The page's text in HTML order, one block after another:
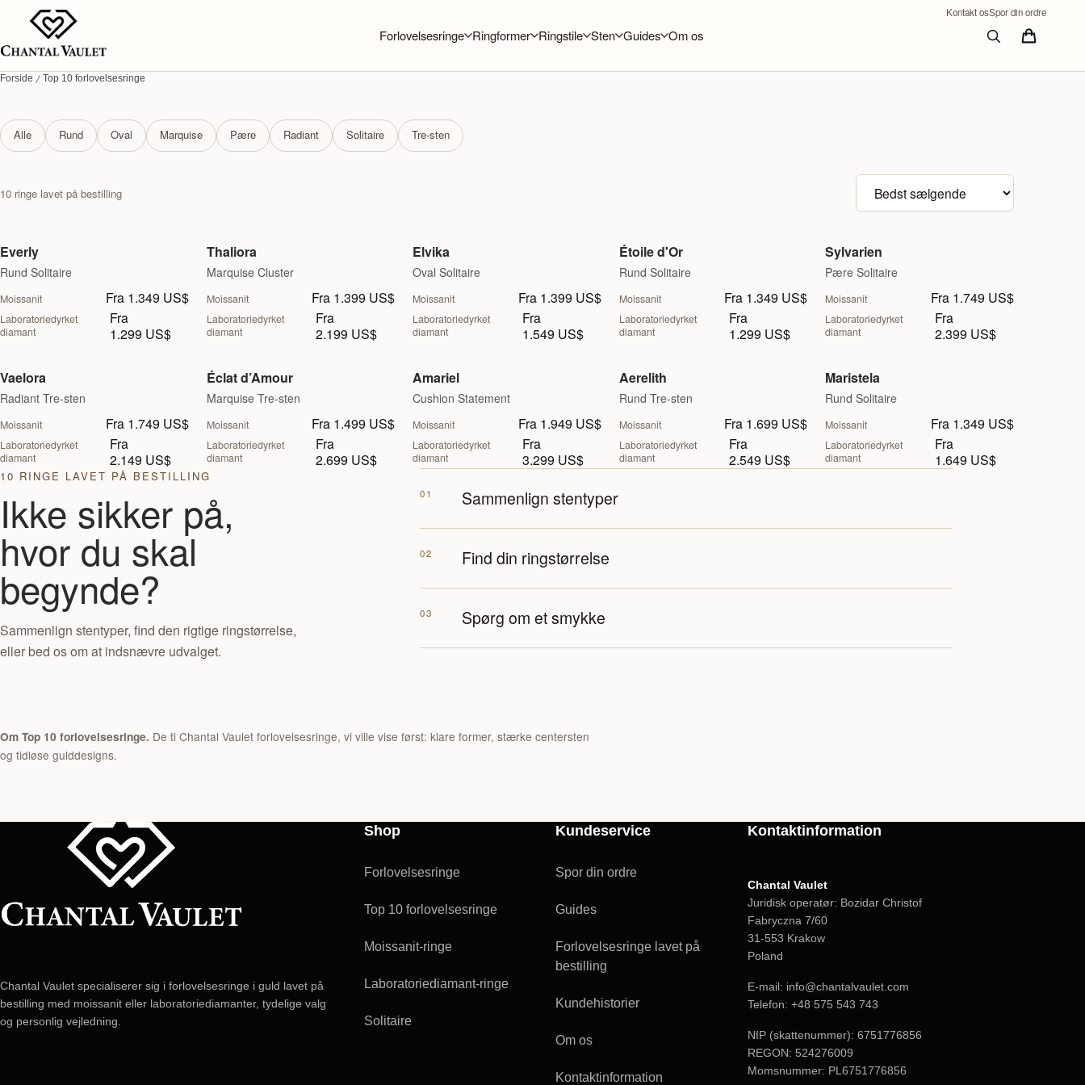
Kontakt osSpor din ordre
Forlovelsesringe Ringformer Ringstile Sten Guides Om os
Forside Top 10 forlovelsesringe
Top 10 forlovelsesringe
Alle Rund Oval Marquise Pære Radiant Solitaire Tre-sten
10 ringe lavet på bestilling
Sorter produkter
Everly
Rund Solitaire
Moissanit Fra 1.349 US$
Laboratoriedyrket
diamant
Fra
1.299 US$
Thaliora
Marquise Cluster
Moissanit Fra 1.399 US$
Laboratoriedyrket
diamant
Fra
2.199 US$
Elvika
Oval Solitaire
Moissanit Fra 1.399 US$
Laboratoriedyrket
diamant
Fra
1.549 US$
Étoile d'Or
Rund Solitaire
Moissanit Fra 1.349 US$
Laboratoriedyrket
diamant
Fra
1.299 US$
Sylvarien
Pære Solitaire
Moissanit Fra 1.749 US$
Laboratoriedyrket
diamant
Fra
2.399 US$
Vaelora
Radiant Tre-sten
Moissanit Fra 1.749 US$
Laboratoriedyrket
diamant
Fra
2.149 US$
Éclat d’Amour
Marquise Tre-sten
Moissanit Fra 1.499 US$
Laboratoriedyrket
diamant
Fra
2.699 US$
Amariel
Cushion Statement
Moissanit Fra 1.949 US$
Laboratoriedyrket
diamant
Fra
3.299 US$
Aerelith
Rund Tre-sten
Moissanit Fra 1.699 US$
Laboratoriedyrket
diamant
Fra
2.549 US$
Maristela
Rund Solitaire
Moissanit Fra 1.349 US$
Laboratoriedyrket
diamant
Fra
1.649 US$
10 RINGE LAVET PÅ BESTILLING
Ikke sikker på,
hvor du skal
begynde?
Sammenlign stentyper, find den rigtige ringstørrelse,
eller bed os om at indsnævre udvalget.
01 Sammenlign stentyper
02 Find din ringstørrelse
03 Spørg om et smykke
Om Top 10 forlovelsesringe. De ti Chantal Vaulet forlovelsesringe, vi ville vise først: klare former, stærke centersten
og tidløse gulddesigns.
Chantal Vaulet specialiserer sig i forlovelsesringe i guld lavet på
bestilling med moissanit eller laboratoriediamanter, tydelige valg
og personlig vejledning.
Shop
Forlovelsesringe
Top 10 forlovelsesringe
Moissanit-ringe
Laboratoriediamant-ringe
Solitaire
Kundeservice
Spor din ordre
Guides
Forlovelsesringe lavet på
bestilling
Kundehistorier
Om os
Kontaktinformation
Kontaktinformation
Chantal Vaulet
Juridisk operatør: Bozidar Christof
Fabryczna 7/60
31-553 Krakow
Poland
E-mail: info@chantalvaulet.com
Telefon: +48 575 543 743
NIP (skattenummer): 6751776856
REGON: 524276009
Momsnummer: PL6751776856